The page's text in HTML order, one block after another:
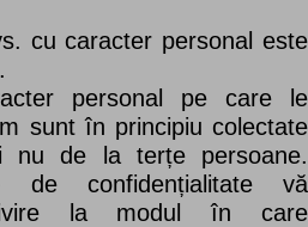
cu caracter personal este
personal pe care le
sunt în principiu colectate
de la terțe persoane.
de confidențialitate vă
la modul în care